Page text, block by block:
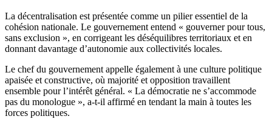
La décentralisation est présentée comme un pilier essentiel de la
cohésion nationale. Le gouvernement entend « gouverner pour tous,
sans exclusion », en corrigeant les déséquilibres territoriaux et en
donnant davantage d’autonomie aux collectivités locales.
Le chef du gouvernement appelle également à une culture politique
apaisée et constructive, où majorité et opposition travaillent
ensemble pour l’intérêt général. « La démocratie ne s’accommode
pas du monologue », a-t-il affirmé en tendant la main à toutes les
forces politiques.